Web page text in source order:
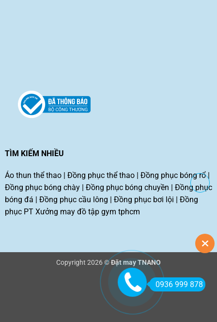
TÌM KIẾM NHIỀU
Áo thun thể thao| Đồng phục thể thao| Đồng phục bóng rổ|
Đồng phục bóng chày| Đồng phục bóng chuyền
Đồng phục
bóng đá
Đồng phục cầu lông Đồng phục bơi lội
Đồng
phục PT Xưởng may đồ tập gym tphcm
Copyright 2026 ©Đặt may TNANO
0936 999 878